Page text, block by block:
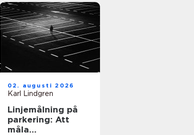
02. augusti 2026
Karl Lindgren
Linjemålning på
parkering: Att
måla